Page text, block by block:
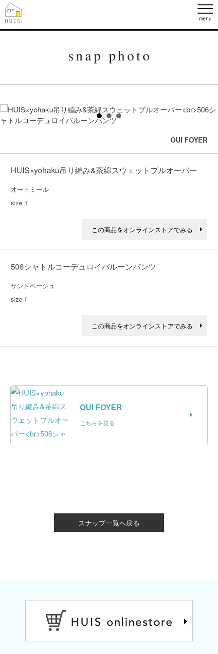
menu
OUI FOYER
HUIS×yohaku吊り編み&茶綿スウェットプルオーバー
オートミール
size 1
この商品をオンラインストアでみる
506シャトルコーデュロイバルーンパンツ
サンドベージュ
size F
この商品をオンラインストアでみる
OUI FOYER
こちらを見る
スナップ一覧へ戻る